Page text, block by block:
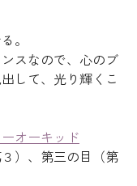
。
スなので、心のブ
して、光り輝くこ
オーキッド
）、第三の目（第